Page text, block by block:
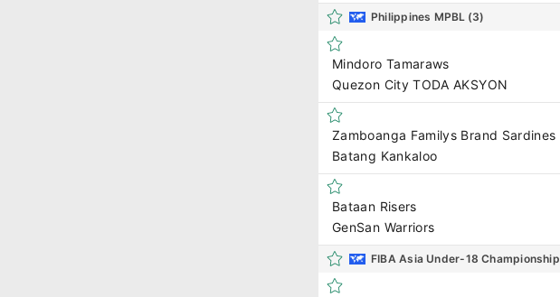
Philippines MPBL (3)
Mindoro Tamaraws
Quezon City TODA AKSYON
Zamboanga Familys Brand Sardines
Batang Kankaloo
Bataan Risers
GenSan Warriors
FIBA Asia Under-18 Championship